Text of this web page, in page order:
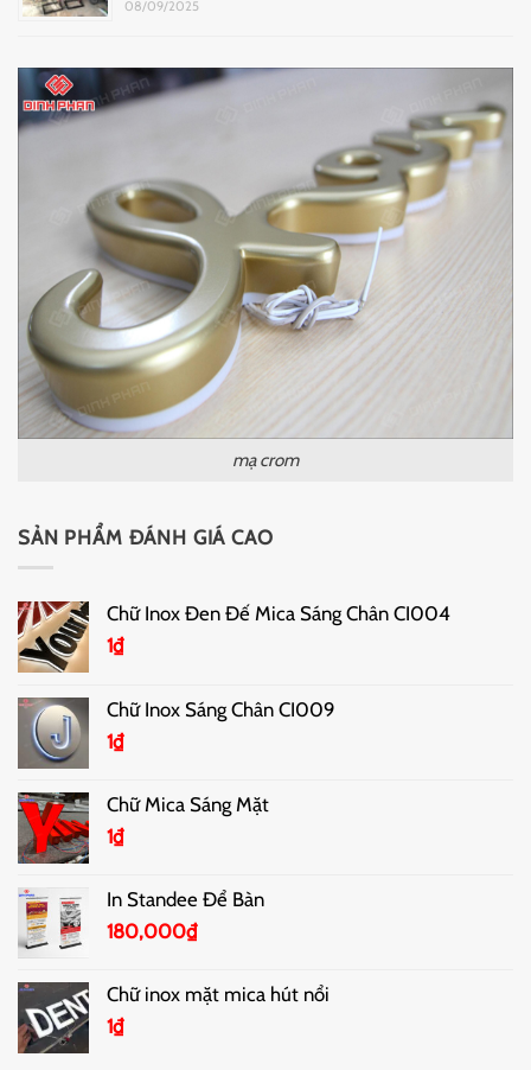
08/09/2025
mạ crom
SẢN PHẨM ĐÁNH GIÁ CAO
Chữ Inox Đen Đế Mica Sáng Chân CI004
1₫
Chữ Inox Sáng Chân CI009
1₫
Chữ Mica Sáng Mặt
1₫
In Standee Để Bàn
180,000₫
Chữ inox mặt mica hút nổi
1₫